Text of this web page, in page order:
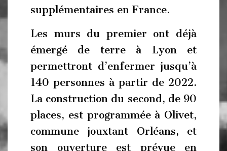
supplémentaires en France.
Les murs du premier ont déjà
émergé de terre à Lyon et
permettront d’enfermer jusqu’à
140 personnes à partir de 2022.
La construction du second, de 90
places, est programmée à Olivet,
commune jouxtant Orléans, et
son ouverture est prévue en